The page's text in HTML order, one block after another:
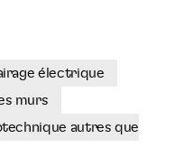
électrique
murs
autres que